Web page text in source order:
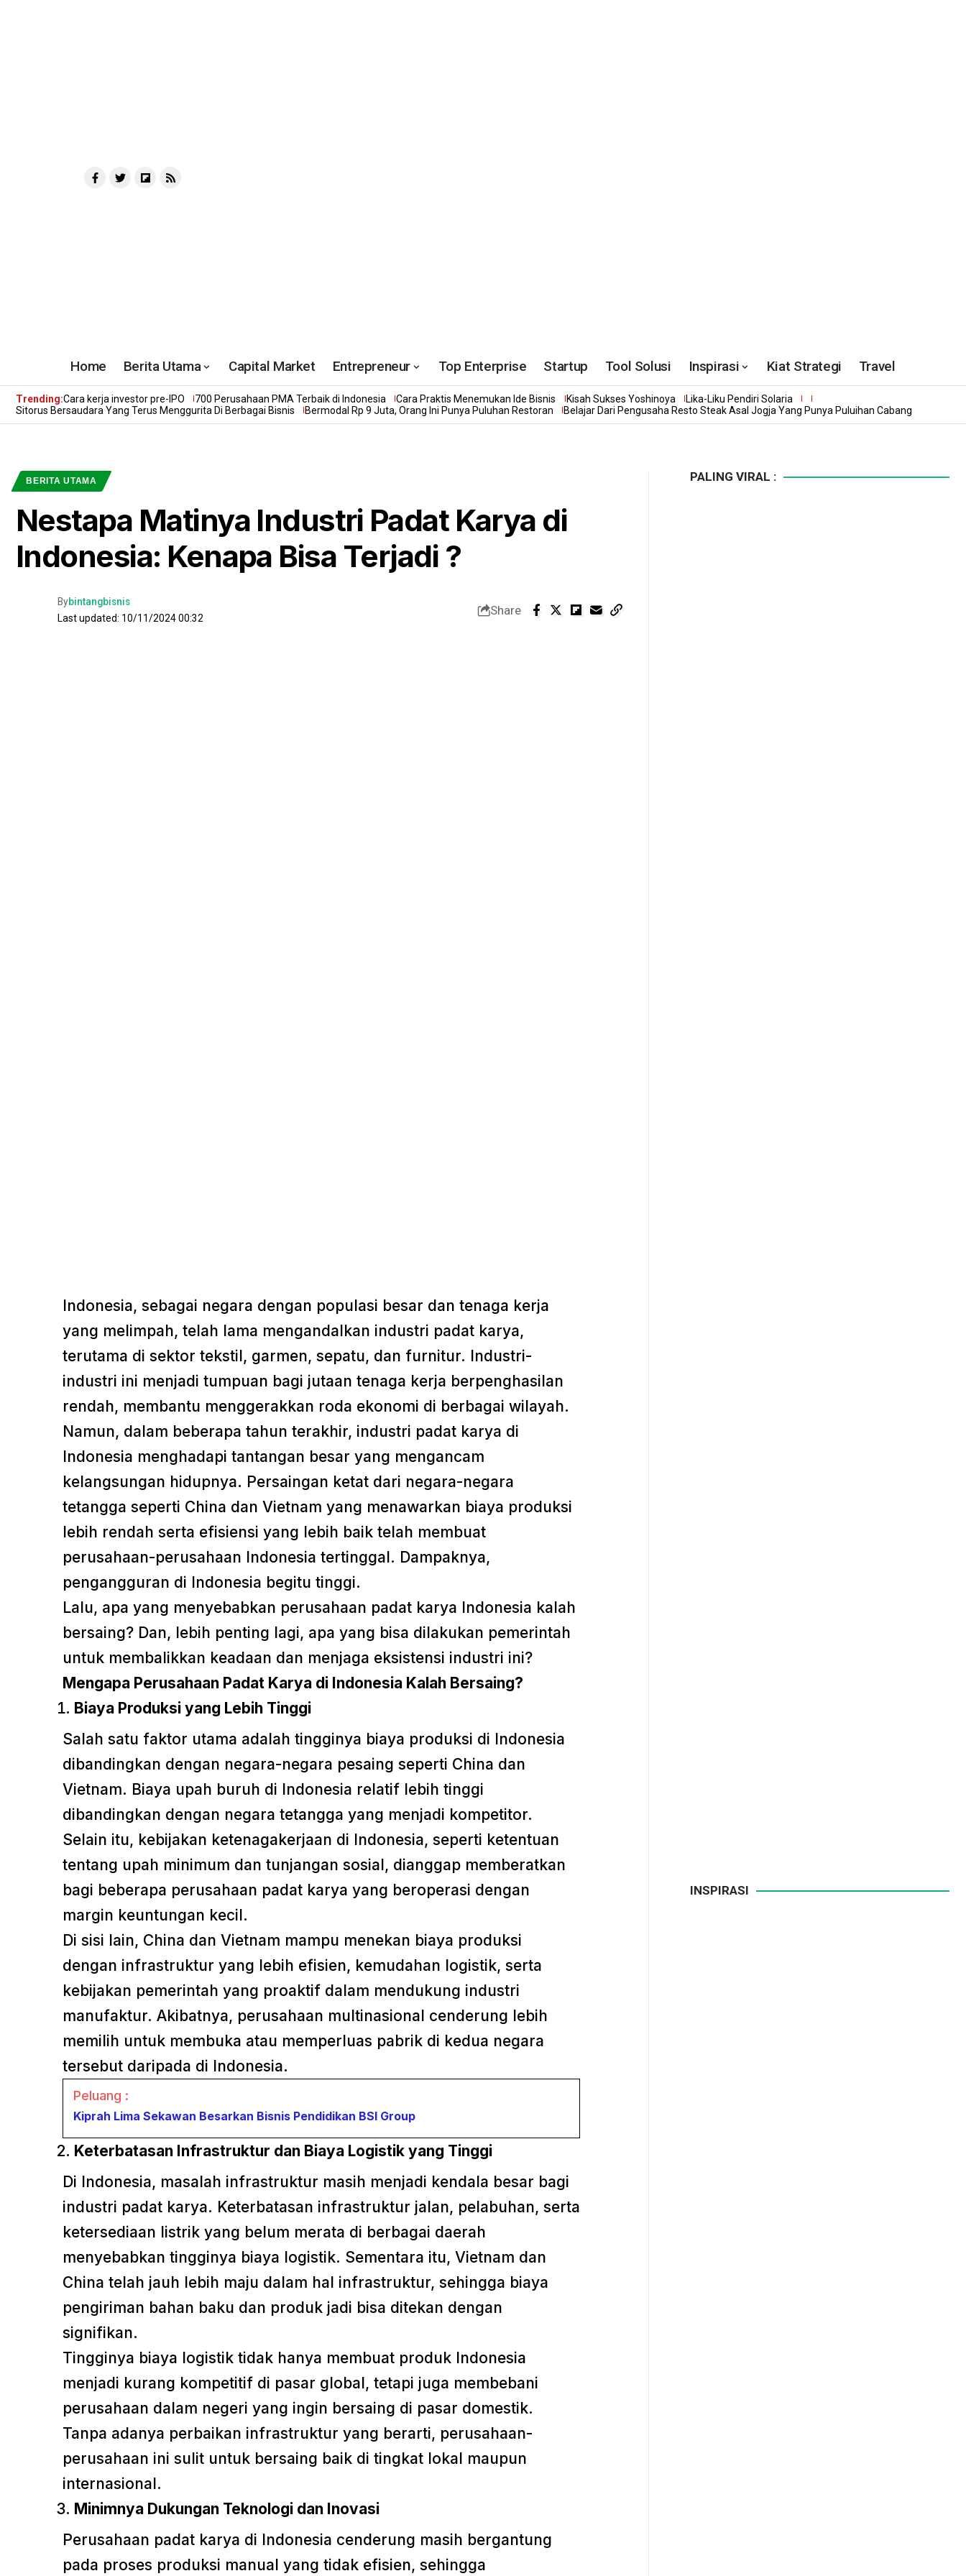
Home Berita Utama Capital Market Entrepreneur Top Enterprise Startup Tool Solusi Inspirasi Kiat Strategi Travel
Trending:Cara kerja investor pre-IPO 700 Perusahaan PMA Terbaik di Indonesia Cara Praktis Menemukan Ide Bisnis Kisah Sukses Yoshinoya
Lika-Liku Pendiri Solaria
Sitorus Bersaudara Yang Terus Menggurita Di Berbagai Bisnis
Bermodal Rp 9 Juta, Orang Ini Punya Puluhan Restoran Belajar Dari Pengusaha Resto Steak Asal Jogja Yang Punya Puluihan Cabang
BERITA UTAMA
Nestapa Matinya Industri Padat Karya di
Indonesia: Kenapa Bisa Terjadi ?
Last updated: 10/11/2024 00:32
Bybintangbisnis
Share
Indonesia, sebagai negara dengan populasi besar dan tenaga kerja
yang melimpah, telah lama mengandalkan industri padat karya,
terutama di sektor tekstil, garmen, sepatu, dan furnitur. Industri-
industri ini menjadi tumpuan bagi jutaan tenaga kerja berpenghasilan
rendah, membantu menggerakkan roda ekonomi di berbagai wilayah.
Namun, dalam beberapa tahun terakhir, industri padat karya di
Indonesia menghadapi tantangan besar yang mengancam
kelangsungan hidupnya. Persaingan ketat dari negara-negara
tetangga seperti China dan Vietnam yang menawarkan biaya produksi
lebih rendah serta efisiensi yang lebih baik telah membuat
perusahaan-perusahaan Indonesia tertinggal. Dampaknya,
pengangguran di Indonesia begitu tinggi.
Lalu, apa yang menyebabkan perusahaan padat karya Indonesia kalah
bersaing? Dan, lebih penting lagi, apa yang bisa dilakukan pemerintah
untuk membalikkan keadaan dan menjaga eksistensi industri ini?
Mengapa Perusahaan Padat Karya di Indonesia Kalah Bersaing?
Biaya Produksi yang Lebih Tinggi
Salah satu faktor utama adalah tingginya biaya produksi di Indonesia
dibandingkan dengan negara-negara pesaing seperti China dan
Vietnam. Biaya upah buruh di Indonesia relatif lebih tinggi
dibandingkan dengan negara tetangga yang menjadi kompetitor.
Selain itu, kebijakan ketenagakerjaan di Indonesia, seperti ketentuan
tentang upah minimum dan tunjangan sosial, dianggap memberatkan
bagi beberapa perusahaan padat karya yang beroperasi dengan
margin keuntungan kecil.
Di sisi lain, China dan Vietnam mampu menekan biaya produksi
dengan infrastruktur yang lebih efisien, kemudahan logistik, serta
kebijakan pemerintah yang proaktif dalam mendukung industri
manufaktur. Akibatnya, perusahaan multinasional cenderung lebih
memilih untuk membuka atau memperluas pabrik di kedua negara
tersebut daripada di Indonesia.
Peluang :
Kiprah Lima Sekawan Besarkan Bisnis Pendidikan BSI Group
Keterbatasan Infrastruktur dan Biaya Logistik yang Tinggi
Di Indonesia, masalah infrastruktur masih menjadi kendala besar bagi
industri padat karya. Keterbatasan infrastruktur jalan, pelabuhan, serta
ketersediaan listrik yang belum merata di berbagai daerah
menyebabkan tingginya biaya logistik. Sementara itu, Vietnam dan
China telah jauh lebih maju dalam hal infrastruktur, sehingga biaya
pengiriman bahan baku dan produk jadi bisa ditekan dengan
signifikan.
Tingginya biaya logistik tidak hanya membuat produk Indonesia
menjadi kurang kompetitif di pasar global, tetapi juga membebani
perusahaan dalam negeri yang ingin bersaing di pasar domestik.
Tanpa adanya perbaikan infrastruktur yang berarti, perusahaan-
perusahaan ini sulit untuk bersaing baik di tingkat lokal maupun
internasional.
Minimnya Dukungan Teknologi dan Inovasi
Perusahaan padat karya di Indonesia cenderung masih bergantung
pada proses produksi manual yang tidak efisien, sehingga
PALING VIRAL :
INSPIRASI